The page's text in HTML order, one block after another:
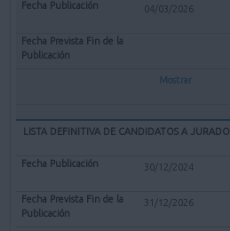
04/03/2026
Mostrar
LISTA DEFINITIVA DE CANDIDATOS A JURADO
30/12/2024
31/12/2026